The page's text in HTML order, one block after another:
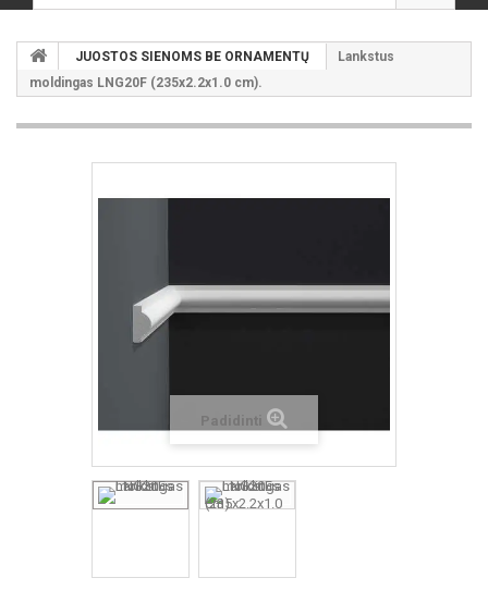
JUOSTOS SIENOMS BE ORNAMENTŲ
Lankstus
moldingas LNG20F (235x2.2x1.0 cm).
Padidinti